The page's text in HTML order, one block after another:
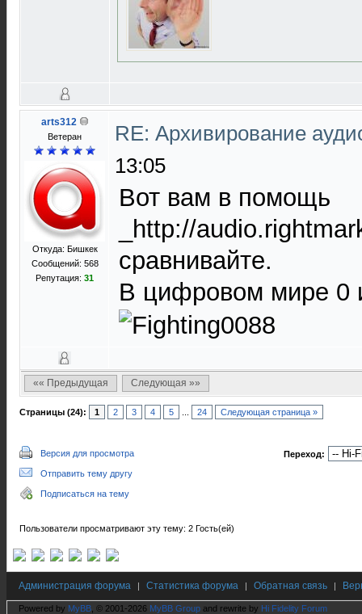
arts312
Ветеран
Откуда: Бишкек
Сообщений: 568
Репутация: 31
RE: Архивирование
13:05
Вот вам в помощь
_http://
сравнивайте.
В цифровом мире 0
«« Предыдущая Следующая »»
Страницы (24): 1 2 3 4 5 24 Следующая страница »
Версия для просмотра
Отправить тему другу
Подписаться на тему
Переход:
Пользователи просматривают эту тему: 2 Гость(ей)
Администрация форума | Статистика форума | Обратная связь |
Powered by MyBB , © 2001-2026 MyBB Group and rewrite by Hi Fidelity Forum